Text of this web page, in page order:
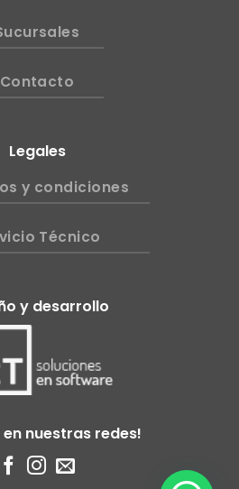
Contacto
Legales
y condiciones
Técnico
y desarrollo
en nuestras redes!